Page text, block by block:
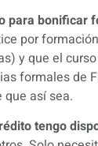
para bonificar
por
y que el
formales de
que así sea.
tengo